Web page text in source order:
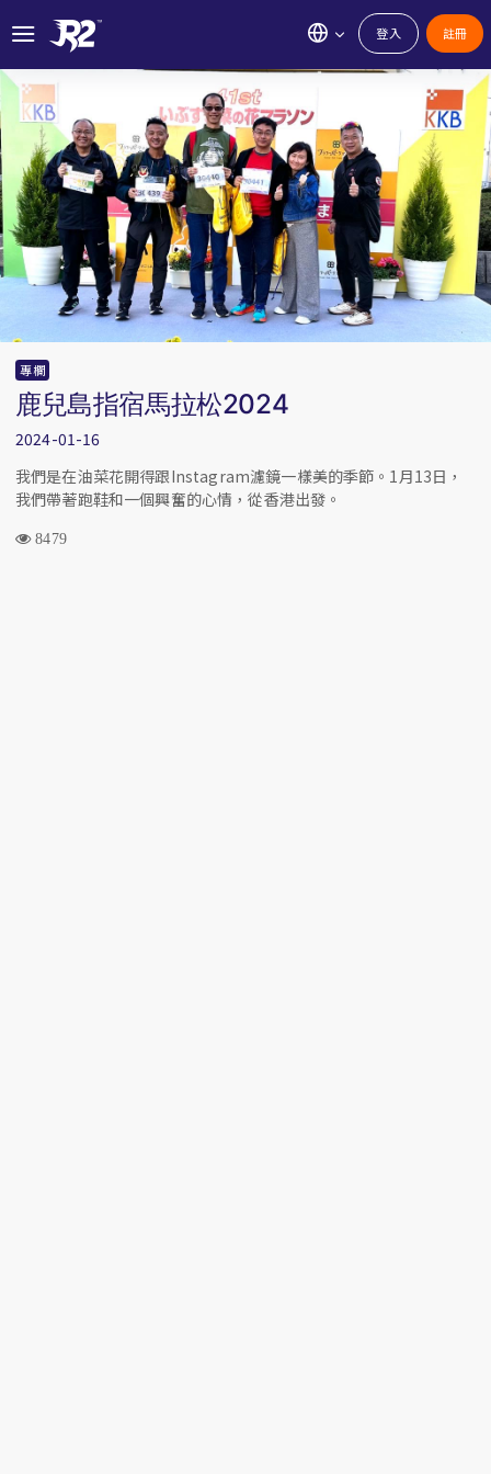
登入 註冊
專欄
鹿兒島指宿馬拉松2024
2024-01-16
我們是在油菜花開得跟Instagram濾鏡一樣美的季節。1月13日，
我們帶著跑鞋和一個興奮的心情，從香港出發。
8479